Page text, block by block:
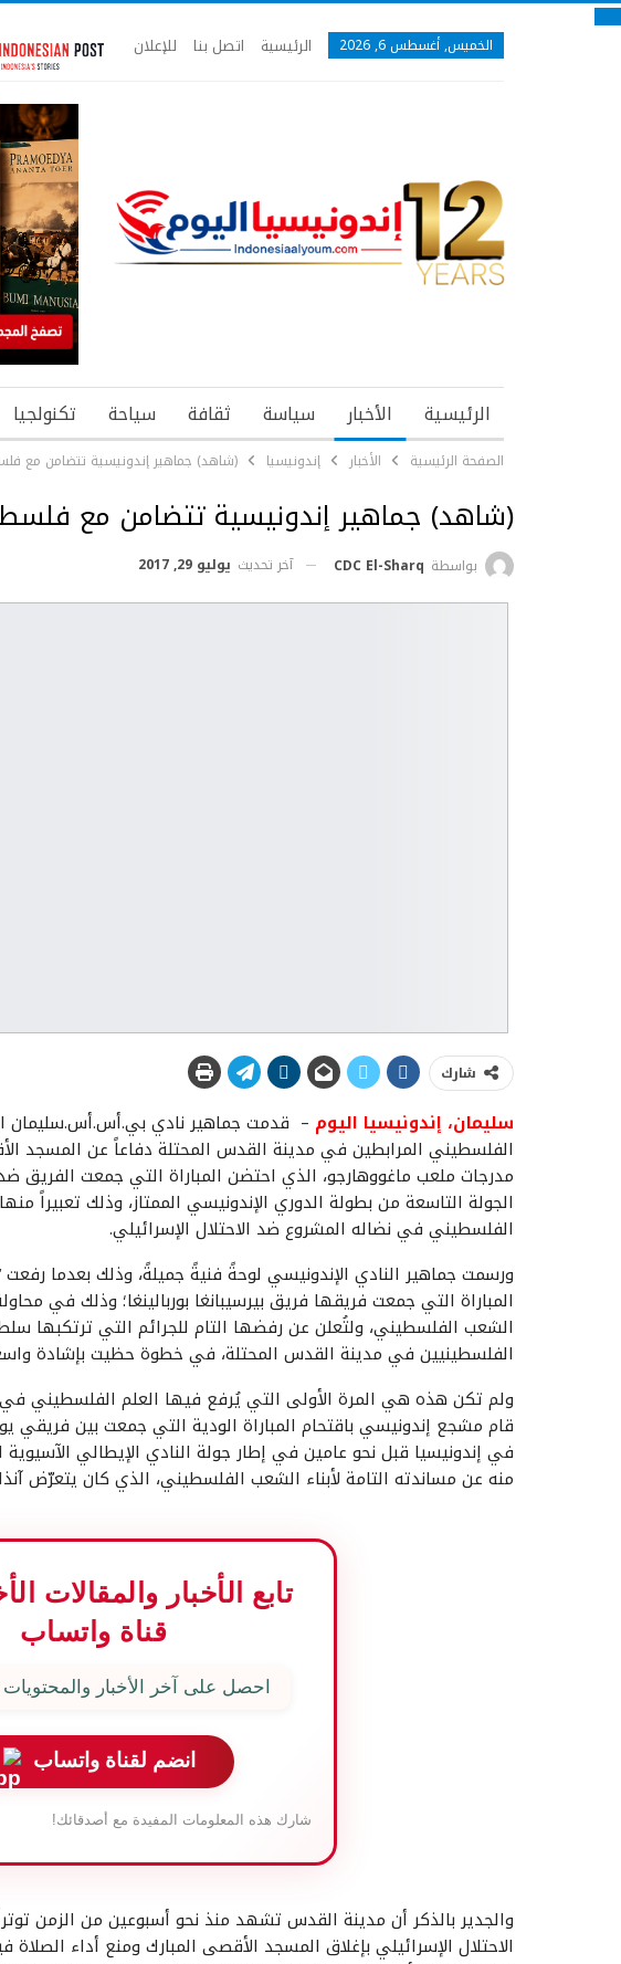
الخميس, أغسطس 6, 2026 الرئيسية اتصل بنا للإعلان
الرئيسية الأخبار سياسة ثقافة سياحة تكنولجيا
الصفحة الرئيسية الأخبار إندونيسيا (شاهد) جماهير إندونيسية تتضامن مع
(شاهد) جماهير إندونيسية تتضامن مع
بواسطة CDC El-Sharq آخر تحديث يوليو 29, 2017
شارك
سليمان، إندونيسيا اليوم – قدمت جماهير نادي بي.أس.أس.سليمان
الفلسطيني المرابطين في مدينة القدس المحتلة دفاعاً عن المسجد
مدرجات ملعب ماغووهارجو، الذي احتضن المباراة التي جمعت الفريق
الجولة التاسعة من بطولة الدوري الإندونيسي الممتاز، وذلك تعبيراً
الفلسطيني في نضاله المشروع ضد الاحتلال الإسرائيلي.
ورسمت جماهير النادي الإندونيسي لوحةً فنيةً جميلةً، وذلك بعدما
المباراة التي جمعت فريقها فريق بيرسيبانغا بوربالينغا؛ وذلك في
الشعب الفلسطيني، ولتُعلن عن رفضها التام للجرائم التي ترتكبها
الفلسطينيين في مدينة القدس المحتلة، في خطوة حظيت بإشادة
ولم تكن هذه هي المرة الأولى التي يُرفع فيها العلم الفلسطيني
قام مشجع إندونيسي باقتحام المباراة الودية التي جمعت بين فريقي
في إندونيسيا قبل نحو عامين في إطار جولة النادي الإيطالي الآسيوية
منه عن مساندته التامة لأبناء الشعب الفلسطيني، الذي كان يتعرّض
تابع الأخبار والمقالات
قناة واتساب
احصل على آخر الأخبار
انضم لقناة واتساب
شارك هذه المعلومات المفيدة مع أصدقائك!
والجدير بالذكر أن مدينة القدس تشهد منذ نحو أسبوعين من الزمن
الاحتلال الإسرائيلي بإغلاق المسجد الأقصى المبارك ومنع أداء